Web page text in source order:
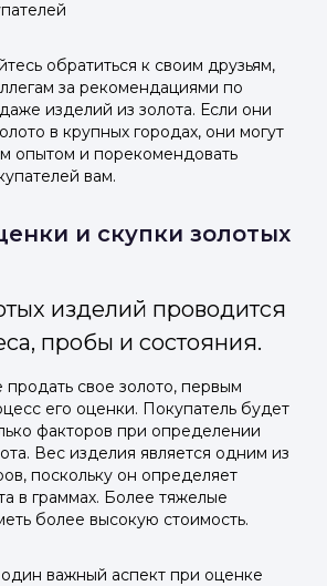
ВКонтакте
через форму на сайте
в ЛК и заполнить форму
ВКонтакте
через форму на сайте
в ЛК и заполнить форму
обратиться к своим друзьям,
за рекомендациями по
изделий из золота. Если они
в крупных городах, они могут
опытом и порекомендовать
вам.
и скупки золотых
изделий проводится
пробы и состояния.
свое золото, первым
его оценки. Покупатель будет
факторов при определении
Вес изделия является одним из
поскольку он определяет
в граммах. Более тяжелые
более высокую стоимость.
важный аспект при оценке